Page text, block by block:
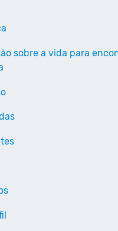
sobre a vida para